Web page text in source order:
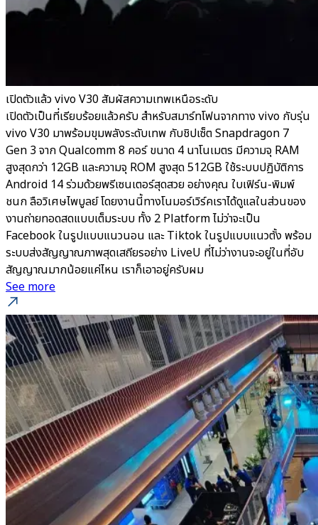
เปิดตัวแล้ว vivo V30 สัมผัสความเทพเหนือระดับ
เปิดตัวเป็นที่เรียบร้อยแล้วครับ สำหรับสมาร์ทโฟนจากทาง vivo กับรุ่น
vivo V30 มาพร้อมขุมพลังระดับเทพ กับชิปเซ็ต Snapdragon 7
Gen 3 จาก Qualcomm 8 คอร์ ขนาด 4 นาโนเมตร มีความจุ RAM
สูงสุดกว่า 12GB และความจุ ROM สูงสุด 512GB ใช้ระบบปฏิบัติการ
Android 14 ร่วมด้วยพรีเซนเตอร์สุดสวย อย่างคุณ ใบเฟิร์น-พิมพ์
ชนก ลือวิเศษไพบูลย์ โดยงานนี้ทางโนมอร์เวิร์คเราได้ดูแลในส่วนของ
งานถ่ายทอดสดแบบเต็มระบบ ทั้ง 2 Platform ไม่ว่าจะเป็น
Facebook ในรูปแบบแนวนอน และ Tiktok ในรูปแบบแนวตั้ง พร้อม
ระบบส่งสัญญาณภาพสุดเสถียรอย่าง LiveU ที่ไม่ว่างานจะอยู่ในที่อับ
สัญญาณมากน้อยแค่ไหน เราก็เอาอยู่ครับผม
See more